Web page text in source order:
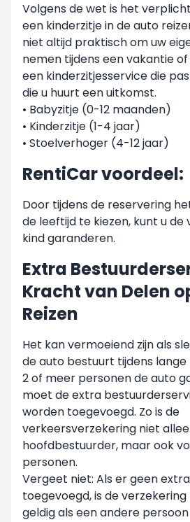
Volgens de wet is het
een kinderzitje in de auto
niet altijd praktisch om uw
nemen tijdens een vakantie
een kinderzitjesservice die
die u huurt een uitkomst.
• Babyzitje (0-12 maanden)
• Kinderzitje (1-4 jaar)
• Stoelverhoger (4-12 jaar)
RentiCar voordeel:
Door tijdens de reservering
de leeftijd te kiezen, kunt u de
kind garanderen.
Extra
Kracht van Delen
Reizen
Het kan vermoeiend zijn als
de auto bestuurt tijdens lange
2 of meer personen de auto
moet de extra
worden toegevoegd. Zo is de
verkeersverzekering niet
hoofdbestuurder, maar ook
personen.
Vergeet niet: Als er geen
toegevoegd, is de
geldig als een andere